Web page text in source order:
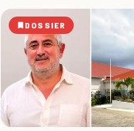
DOSSIER